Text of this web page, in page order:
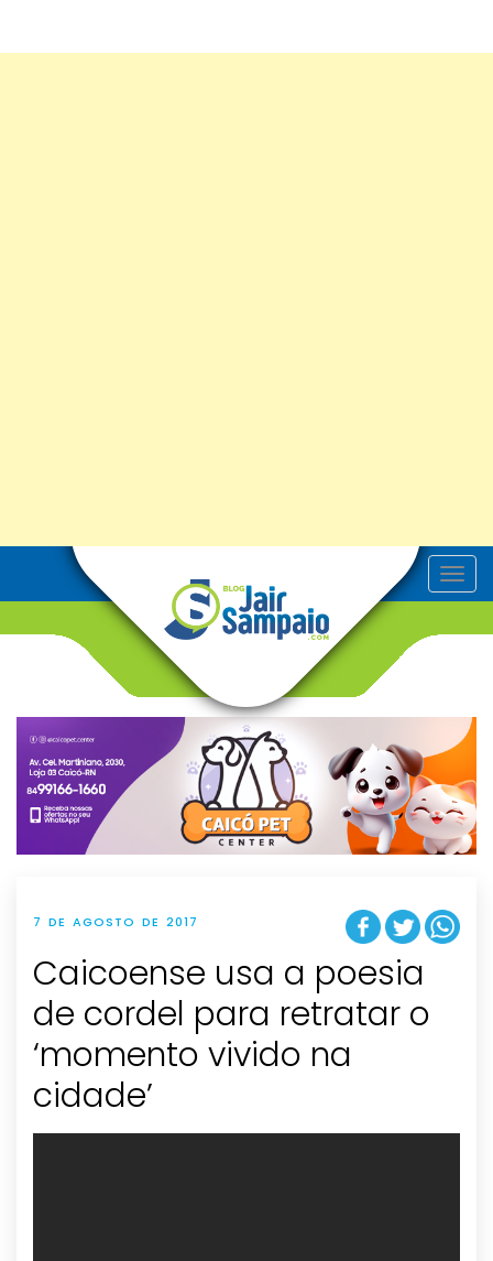
T
o
v
g
t
i
o
n
7 DE AGOSTO DE 2017
Caicoense usa a poesia
de cordel para retratar o
‘momento vivido na
cidade’